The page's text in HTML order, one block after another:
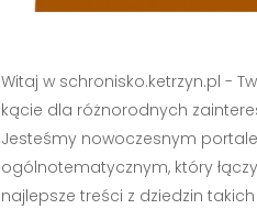
Witaj w schronisko.ketrzyn.pl -
kącie dla różnorodnych
Jesteśmy nowoczesnym
ogólnotematycznym, który
najlepsze treści z dziedzin